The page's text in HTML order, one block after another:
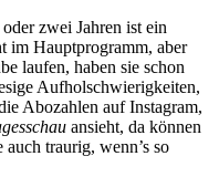
zwei Jahren ist ein
im Hauptprogramm, aber
laufen, haben sie schon
Aufholschwierigkeiten,
Abozahlen auf Instagram,
ansieht, da können
traurig, wenn’s so